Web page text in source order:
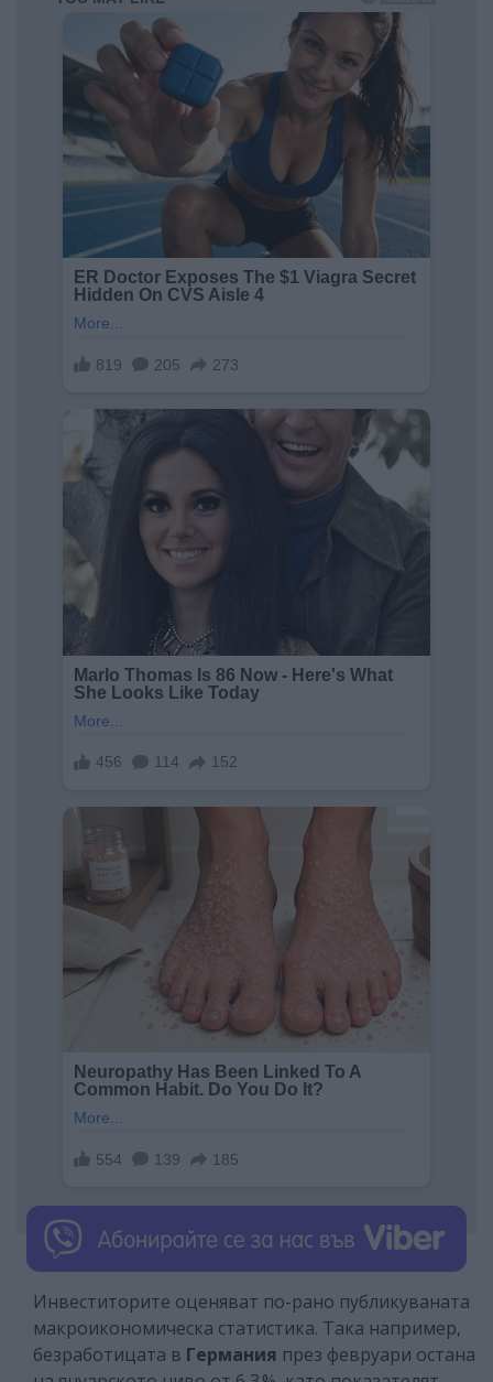
Инвеститорите оценяват по-рано публикуваната
макроикономическа статистика. Така например,
безработицата в Германия през февруари остана